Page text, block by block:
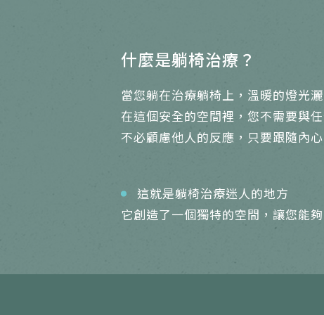
什麼是躺椅治療？
當您躺在治療躺椅上，溫暖的燈光
在這個安全的空間裡，您不需要與任
不必顧慮他人的反應，只要跟隨內
這就是躺椅治療迷人的地方
它創造了一個獨特的空間，讓您能